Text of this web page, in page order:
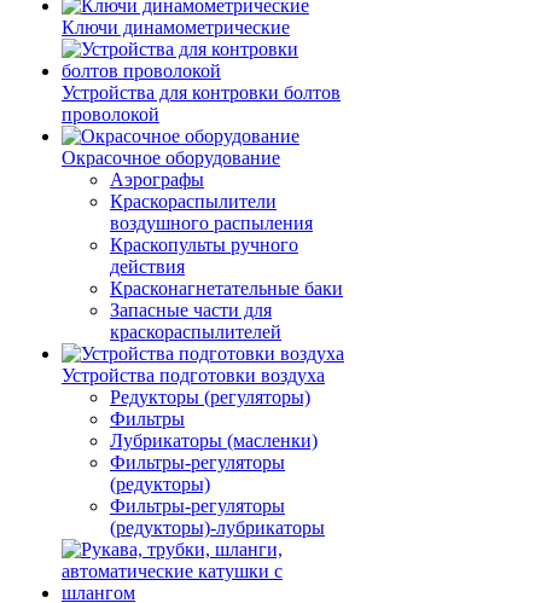
Ключи динамометрические
Устройства для контровки болтов
проволокой
Окрасочное оборудование
Аэрографы
Краскораспылители
воздушного распыления
Краскопульты ручного
действия
Красконагнетательные баки
Запасные части для
краскораспылителей
Устройства подготовки воздуха
Редукторы (регуляторы)
Фильтры
Лубрикаторы (масленки)
Фильтры-регуляторы
(редукторы)
Фильтры-регуляторы
(редукторы)-лубрикаторы